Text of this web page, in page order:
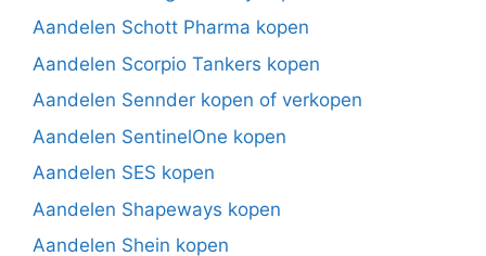
Aandelen Schott Pharma kopen
Aandelen Scorpio Tankers kopen
Aandelen Sennder kopen of verkopen
Aandelen SentinelOne kopen
Aandelen SES kopen
Aandelen Shapeways kopen
Aandelen Shein kopen